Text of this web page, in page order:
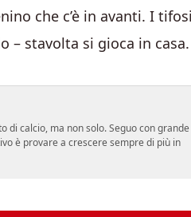
che c’è in avanti. I tifosi
– stavolta si gioca in casa.
di calcio, ma non solo. Seguo con grande
è provare a crescere sempre di più in